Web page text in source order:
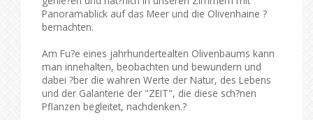
Panoramablick auf das Meer und die Olivenhaine ?
bernachten.
Am Fu?e eines jahrhundertealten Olivenbaums kann
man innehalten, beobachten und bewundern und
dabei ?ber die wahren Werte der Natur, des Lebens
und der Galanterie der "ZEIT", die diese sch?nen
Pflanzen begleitet, nachdenken.?